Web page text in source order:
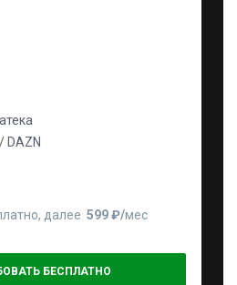
DAZN
далее 599 ₽⁠/⁠мес
БЕСПЛАТНО